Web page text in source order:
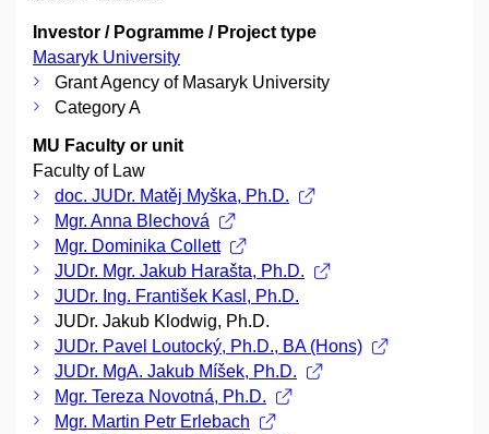
Investor / Pogramme / Project type
Masaryk University
Grant Agency of Masaryk University
Category A
MU Faculty or unit
Faculty of Law
doc. JUDr. Matěj Myška, Ph.D.
Mgr. Anna Blechová
Mgr. Dominika Collett
JUDr. Mgr. Jakub Harašta, Ph.D.
JUDr. Ing. František Kasl, Ph.D.
JUDr. Jakub Klodwig, Ph.D.
JUDr. Pavel Loutocký, Ph.D., BA (Hons)
JUDr. MgA. Jakub Míšek, Ph.D.
Mgr. Tereza Novotná, Ph.D.
Mgr. Martin Petr Erlebach